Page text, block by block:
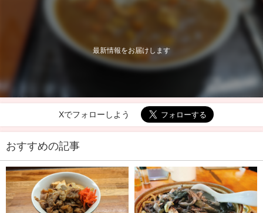
最新情報をお届けします
Xでフォローしよう
おすすめの記事